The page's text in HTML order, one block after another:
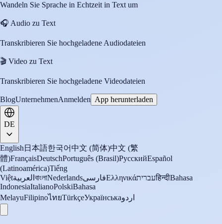
Wandeln Sie Sprache in Echtzeit in Text um
🎧 Audio zu Text
Transkribieren Sie hochgeladene Audiodateien
🎬 Video zu Text
Transkribieren Sie hochgeladene Videodateien
BlogUnternehmenAnmelden App herunterladen
DE
English 日本語한국어中文 (简体)中文 (繁
體)FrançaisDeutschPortuguês (Brasil)РусскийEspañol
(Latinoamérica)Tiếng
Việtالعربية বাংলাNederlandsفارسیΕλληνικάעבריתहिन्दीBahasa
IndonesiaItalianoPolskiBahasa
MelayuFilipinoไทยTürkçeУкраїнськаاردو